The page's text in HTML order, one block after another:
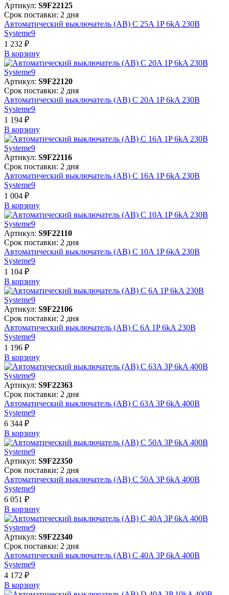
Артикул: S9F22125
Срок поставки: 2 дня
Автоматический выключатель (АВ) C 25A 1P 6kA 230В
Systeme9
1 232 ₽
В корзинy
Артикул: S9F22120
Срок поставки: 2 дня
Автоматический выключатель (АВ) C 20A 1P 6kA 230В
Systeme9
1 194 ₽
В корзинy
Артикул: S9F22116
Срок поставки: 2 дня
Автоматический выключатель (АВ) C 16A 1P 6kA 230В
Systeme9
1 004 ₽
В корзинy
Артикул: S9F22110
Срок поставки: 2 дня
Автоматический выключатель (АВ) C 10A 1P 6kA 230В
Systeme9
1 104 ₽
В корзинy
Артикул: S9F22106
Срок поставки: 2 дня
Автоматический выключатель (АВ) C 6A 1P 6kA 230В
Systeme9
1 196 ₽
В корзинy
Артикул: S9F22363
Срок поставки: 2 дня
Автоматический выключатель (АВ) C 63A 3P 6kA 400В
Systeme9
6 344 ₽
В корзинy
Артикул: S9F22350
Срок поставки: 2 дня
Автоматический выключатель (АВ) C 50A 3P 6kA 400В
Systeme9
6 051 ₽
В корзинy
Артикул: S9F22340
Срок поставки: 2 дня
Автоматический выключатель (АВ) C 40A 3P 6kA 400В
Systeme9
4 172 ₽
В корзинy